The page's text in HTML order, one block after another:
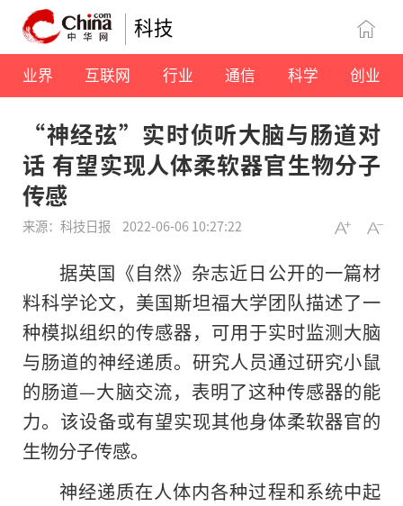
科技
业界 互联网 行业 通信 科学 创业
“神经弦”实时侦听大脑与肠道对
话 有望实现人体柔软器官生物分子
传感
来源：科技日报 2022-06-06 10:27:22
据英国《自然》杂志近日公开的一篇材
料科学论文，美国斯坦福大学团队描述了一
种模拟组织的传感器，可用于实时监测大脑
与肠道的神经递质。研究人员通过研究小鼠
的肠道—大脑交流，表明了这种传感器的能
力。该设备或有望实现其他身体柔软器官的
生物分子传感。
神经递质在人体内各种过程和系统中起